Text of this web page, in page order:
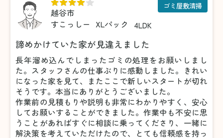
越谷市
すこっしー
XLパック 4LDK
ゴミ屋敷清掃
諦めかけていた家が見違えました
長年溜め込んでしまったゴミの処理をお願いしまし
た。スタッフさんの仕事ぶりに感動しました。きれい
になった家を見て、またここで新しいスタートが切れ
そうです。本当にありがとうございました。
作業前の見積もりや説明も非常にわかりやすく、安心
してお願いすることができました。作業中も不安に思
うことがあればすぐに相談に乗ってくださり、一緒に
解決策を考えていただけたので、とても信頼感を持っ